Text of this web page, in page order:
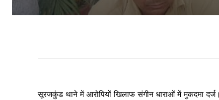
सूरजकुंड थाने में आरोपियों खिलाफ संगीन धाराओं में मुकदमा दर्ज।